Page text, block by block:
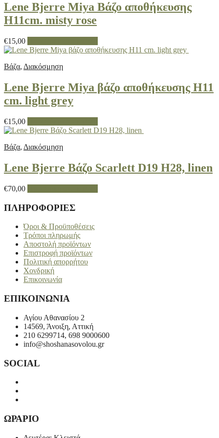
Lene Bjerre Miya Βάζο αποθήκευσης
H11cm. misty rose
€15,00
Βάζα, Διακόσμηση
Lene Bjerre Miya βάζο αποθήκευσης H11
cm. light grey
€15,00
Βάζα, Διακόσμηση
Lene Bjerre Βάζο Scarlett D19 H28, linen
€70,00
ΠΛΗΡΟΦΟΡΙΕΣ
Όροι & Προϋποθέσεις
Τρόποι πληρωμής
Αποστολή προϊόντων
Επιστροφή προϊόντων
Πολιτική απορρήτου
Χονδρική
Επικοινωνία
ΕΠΙΚΟΙΝΩΝΙΑ
Αγίου Αθανασίου 2
14569, Άνοιξη, Αττική
210 6299714, 698 9000600
info@shoshanasovolou.gr
SOCIAL
ΩΡΑΡΙΟ